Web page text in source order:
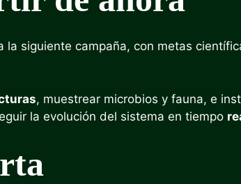
la siguiente campaña, con metas
, muestrear microbios y fauna, e
la evolución del sistema en tiempo